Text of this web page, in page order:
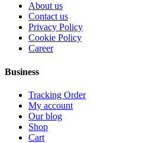
About us
Contact us
Privacy Policy
Cookie Policy
Career
Business
Tracking Order
My account
Our blog
Shop
Cart